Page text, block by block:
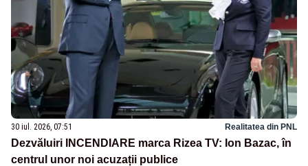
30 iul. 2026, 07:51 Realitatea din PNL
Dezvăluiri INCENDIARE marca Rizea TV: Ion Bazac, în
centrul unor noi acuzații publice